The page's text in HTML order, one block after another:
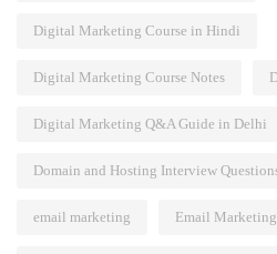
Digital Marketing Course in Hindi
Digital Marketing Course Notes
Digital Marketing Q&A Guide in Delhi
Domain and Hosting Interview
email marketing Email